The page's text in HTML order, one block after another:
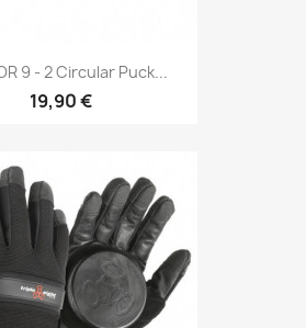
9 - 2 Circular Puck...
19,90 €